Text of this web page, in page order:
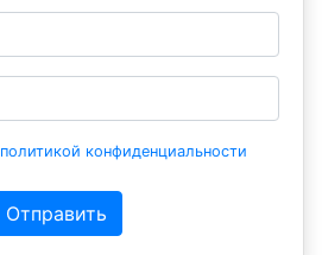
политикой конфиденциальности
Отправить